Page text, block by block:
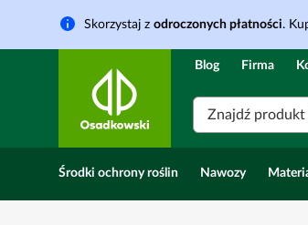
Skorzystaj z odroczonych płatności.
Blog Firma
Znajdź
Środki ochrony roślin Nawozy